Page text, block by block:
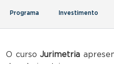
Programa Investimento
O cursoJurimetria